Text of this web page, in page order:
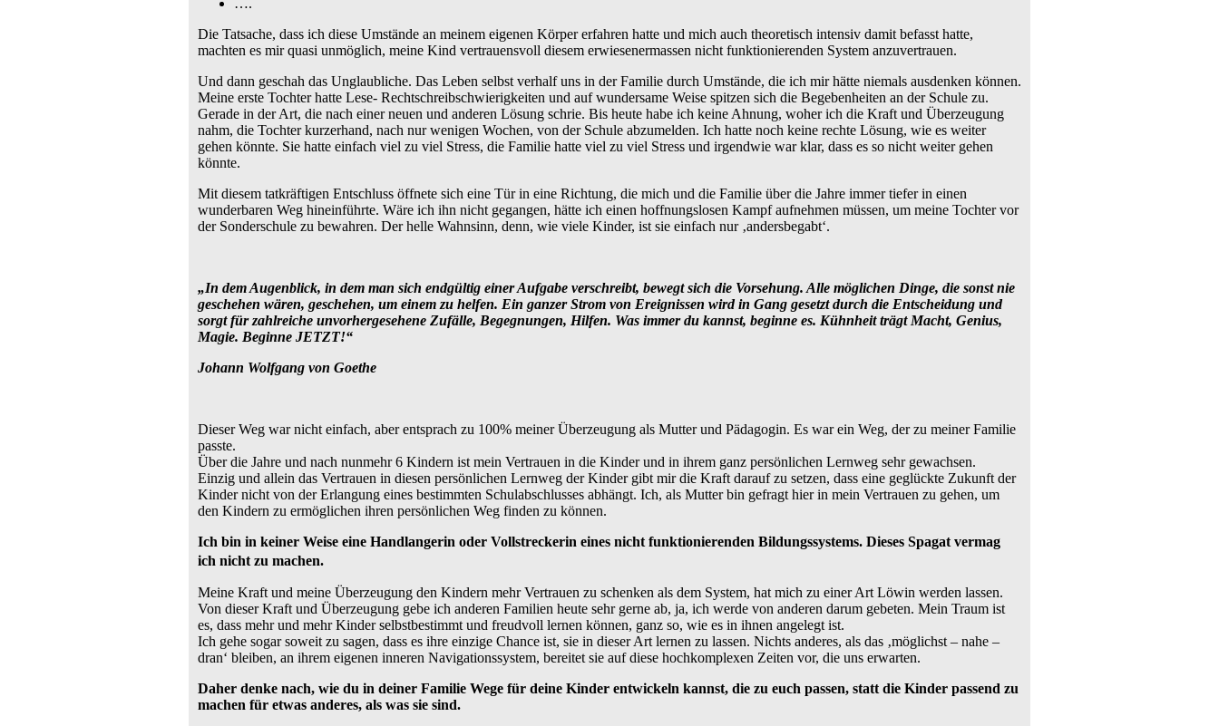
Die Tatsache, dass ich diese Umstände an meinem eigenen Körper erfahren hatte und mich auch theoretisch intensiv damit befasst hatte,
machten es mir quasi unmöglich, meine Kind vertrauensvoll diesem erwiesenermassen nicht funktionierenden System anzuvertrauen.
Und dann geschah das Unglaubliche. Das Leben selbst verhalf uns in der Familie durch Umstände, die ich mir hätte niemals ausdenken können.
Meine erste Tochter hatte Lese- Rechtschreibschwierigkeiten und auf wundersame Weise spitzen sich die Begebenheiten an der Schule zu.
Gerade in der Art, die nach einer neuen und anderen Lösung schrie. Bis heute habe ich keine Ahnung, woher ich die Kraft und Überzeugung
nahm, die Tochter kurzerhand, nach nur wenigen Wochen, von der Schule abzumelden. Ich hatte noch keine rechte Lösung, wie es weiter
gehen könnte. Sie hatte einfach viel zu viel Stress, die Familie hatte viel zu viel Stress und irgendwie war klar, dass es so nicht weiter gehen
könnte.
Mit diesem tatkräftigen Entschluss öffnete sich eine Tür in eine Richtung, die mich und die Familie über die Jahre immer tiefer in einen
wunderbaren Weg hineinführte. Wäre ich ihn nicht gegangen, hätte ich einen hoffnungslosen Kampf aufnehmen müssen, um meine Tochter vor
der Sonderschule zu bewahren. Der helle Wahnsinn, denn, wie viele Kinder, ist sie einfach nur ‚andersbegabt‘.
„In dem Augenblick, in dem man sich endgültig einer Aufgabe verschreibt, bewegt sich die Vorsehung. Alle möglichen Dinge, die sonst nie
geschehen wären, geschehen, um einem zu helfen. Ein ganzer Strom von Ereignissen wird in Gang gesetzt durch die Entscheidung und
sorgt für zahlreiche unvorhergesehene Zufälle, Begegnungen, Hilfen. Was immer du kannst, beginne es. Kühnheit trägt Macht, Genius,
Magie. Beginne JETZT!“
Johann Wolfgang von Goethe
Dieser Weg war nicht einfach, aber entsprach zu 100% meiner Überzeugung als Mutter und Pädagogin. Es war ein Weg, der zu meiner Familie
passte.
Über die Jahre und nach nunmehr 6 Kindern ist mein Vertrauen in die Kinder und in ihrem ganz persönlichen Lernweg sehr gewachsen.
Einzig und allein das Vertrauen in diesen persönlichen Lernweg der Kinder gibt mir die Kraft darauf zu setzen, dass eine geglückte Zukunft der
Kinder nicht von der Erlangung eines bestimmten Schulabschlusses abhängt. Ich, als Mutter bin gefragt hier in mein Vertrauen zu gehen, um
den Kindern zu ermöglichen ihren persönlichen Weg finden zu können.
Ich bin in keiner Weise eine Handlangerin oder Vollstreckerin eines nicht funktionierenden Bildungssystems. Dieses Spagat vermag
ich nicht zu machen.
Meine Kraft und meine Überzeugung den Kindern mehr Vertrauen zu schenken als dem System, hat mich zu einer Art Löwin werden lassen.
Von dieser Kraft und Überzeugung gebe ich anderen Familien heute sehr gerne ab, ja, ich werde von anderen darum gebeten. Mein Traum ist
es, dass mehr und mehr Kinder selbstbestimmt und freudvoll lernen können, ganz so, wie es in ihnen angelegt ist.
Ich gehe sogar soweit zu sagen, dass es ihre einzige Chance ist, sie in dieser Art lernen zu lassen. Nichts anderes, als das ‚möglichst – nahe –
dran‘ bleiben, an ihrem eigenen inneren Navigationssystem, bereitet sie auf diese hochkomplexen Zeiten vor, die uns erwarten.
Daher denke nach, wie du in deiner Familie Wege für deine Kinder entwickeln kannst, die zu euch passen, statt die Kinder passend zu
machen für etwas anderes, als was sie sind.